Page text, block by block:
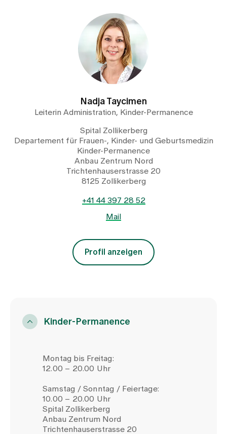
Nadja Taycimen
Leiterin Administration, Kinder-Permanence
Spital Zollikerberg
Departement für Frauen-, Kinder- und Geburtsmedizin
Kinder-Permanence
Anbau Zentrum Nord
Trichtenhauserstrasse 20
8125 Zollikerberg
+41 44 397 28 52
Mail
Profil anzeigen
Kinder-Permanence
Montag bis Freitag:
12.00 – 20.00 Uhr
Samstag / Sonntag / Feiertage:
10.00 – 20.00 Uhr
Spital Zollikerberg
Anbau Zentrum Nord
Trichtenhauserstrasse 20